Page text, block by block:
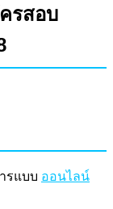
รสอบ
รแบบ ออนไลน์